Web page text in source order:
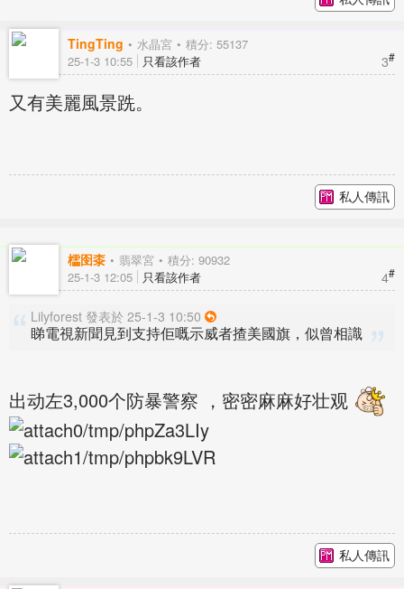
TingTing 水晶宮 積分: 55137
3#
25-1-3 10:55 只看該作者
又有美麗風景跣。
私人傳訊
櫺囹桼 翡翠宮 積分: 90932
4#
25-1-3 12:05 只看該作者
Lilyforest 發表於 25-1-3 10:50
睇電視新聞見到支持佢嘅示威者揸美國旗，似曾相識
出动左3,000个防暴警察 ，密密麻麻好壮观
私人傳訊